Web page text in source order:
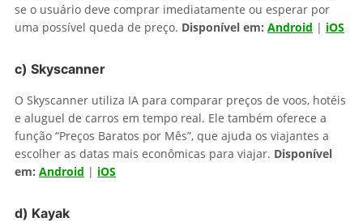
se o usuário deve comprar imediatamente ou esperar por
uma possível queda de preço. Disponível em: Android | iOS
c) Skyscanner
O Skyscanner utiliza IA para comparar preços de voos, hotéis
e aluguel de carros em tempo real. Ele também oferece a
função “Preços Baratos por Mês”, que ajuda os viajantes a
escolher as datas mais econômicas para viajar. Disponível
em: Android | iOS
d) Kayak